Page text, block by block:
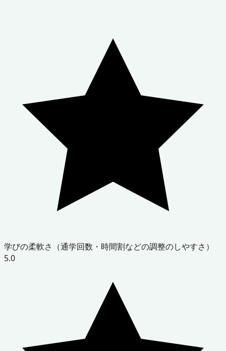
学びの柔軟さ（通学回数・時間割などの調整のしやすさ）
5.0